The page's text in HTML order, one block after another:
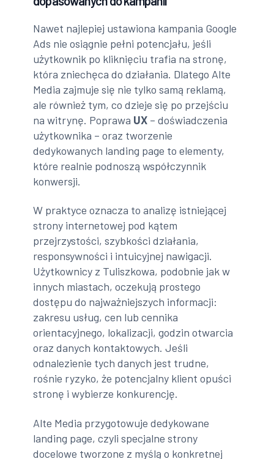
Nawet najlepiej ustawiona kampania Google
Ads nie osiągnie pełni potencjału, jeśli
użytkownik po kliknięciu trafia na stronę,
która zniechęca do działania. Dlatego Alte
Media zajmuje się nie tylko samą reklamą,
ale również tym, co dzieje się po przejściu
na witrynę. Poprawa UX – doświadczenia
użytkownika – oraz tworzenie
dedykowanych landing page to elementy,
które realnie podnoszą współczynnik
konwersji.
W praktyce oznacza to analizę istniejącej
strony internetowej pod kątem
przejrzystości, szybkości działania,
responsywności i intuicyjnej nawigacji.
Użytkownicy z Tuliszkowa, podobnie jak w
innych miastach, oczekują prostego
dostępu do najważniejszych informacji:
zakresu usług, cen lub cennika
orientacyjnego, lokalizacji, godzin otwarcia
oraz danych kontaktowych. Jeśli
odnalezienie tych danych jest trudne,
rośnie ryzyko, że potencjalny klient opuści
stronę i wybierze konkurencję.
Alte Media przygotowuje dedykowane
landing page, czyli specjalne strony
docelowe tworzone z myślą o konkretnej